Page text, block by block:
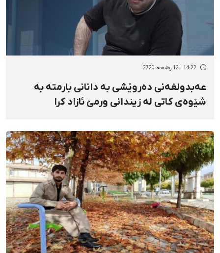
14:22 - 12 رەشەمه 2720
عەبدولغەنی دەروێشی بە دانانی بارمتە بە
شێوەی کاتی لە زیندانی ورمێ ئازاد کرا